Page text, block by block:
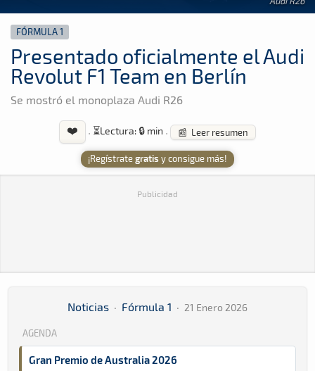
FÓRMULA 1
Presentado oficialmente el Audi
Revolut F1 Team en Berlín
Se mostró el monoplaza Audi R26
❤️ · ⏳Lectura: 🔒 min · 📰 Leer resumen
¡Regístrategratis y consigue más!
Publicidad
Noticias · Fórmula 1 · 21 Enero 2026
AGENDA
Gran Premio de Australia 2026